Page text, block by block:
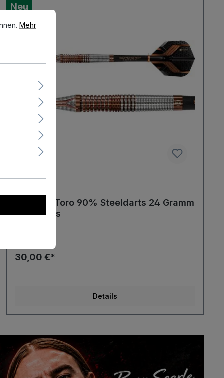
Neu
Harrows Toro 90% Steeldarts 24 Gramm
Steeldarts
30,00 €*
Details
Mehr Informationen ...
Mehr